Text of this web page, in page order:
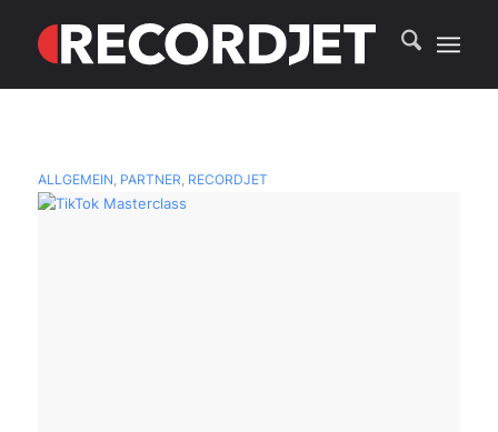
ALLGEMEIN, PARTNER, RECORDJET